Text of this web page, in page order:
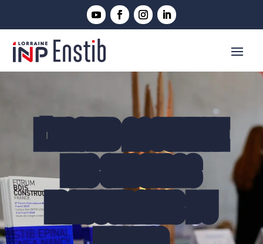
L’ENSTIB ACCUEILLE
LES SESSIONS
INAUGURALES DU